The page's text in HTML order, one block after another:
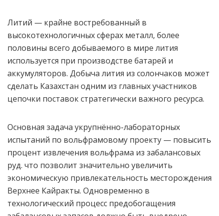
Литий — крайне востребованный в
высокотехнологичных сферах металл, более
половины всего добываемого в мире лития
используется при производстве батарей и
аккумуляторов. Добыча лития из солончаков может
сделать Казахстан одним из главных участников
цепочки поставок стратегически важного ресурса.
Основная задача укрупнённо-лабораторных
испытаний по вольфрамовому проекту — повысить
процент извлечения вольфрама из забалансовых
руд. что позволит значительно увеличить
экономическую привлекательность месторождения
Верхнее Кайракты. Одновременно в
технологический процесс предобогащения